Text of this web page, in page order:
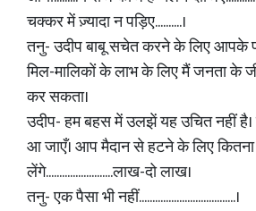
चक्कर में ज़्यादा न पड़िए..........।
तनु- उदीप बाबू सचेत करने के लिए आपके
मिल-मालिकों के लाभ के लिए मैं जनता के
कर सकता।
उदीप- हम बहस में उलझें यह उचित नहीं
आ जाएँ। आप मैदान से हटने के लिए कितना
लेंगे.........................लाख-दो लाख।
तनु- एक पैसा भी नहीं....................................।